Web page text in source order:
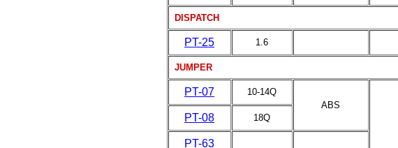
DISPATCH
PT-25 1.6
JUMPER
PT-07
10-14Q
ABS
PT-08 18Q
PT-63